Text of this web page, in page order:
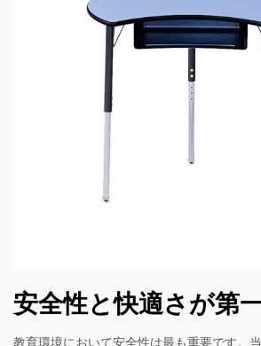
安全性と快適さが第
教育環境において安全性は最も重要です。